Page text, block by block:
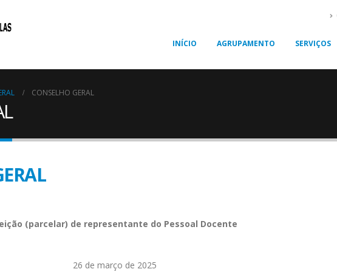
INÍCIO AGRUPAMENTO SERVIÇOS
CONSELHO GERAL
(parcelar) de representante do Pessoal Docente
26 de março de 2025